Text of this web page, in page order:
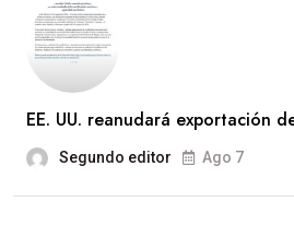
EE. UU. reanudará exportación
Segundo editor Ago 7